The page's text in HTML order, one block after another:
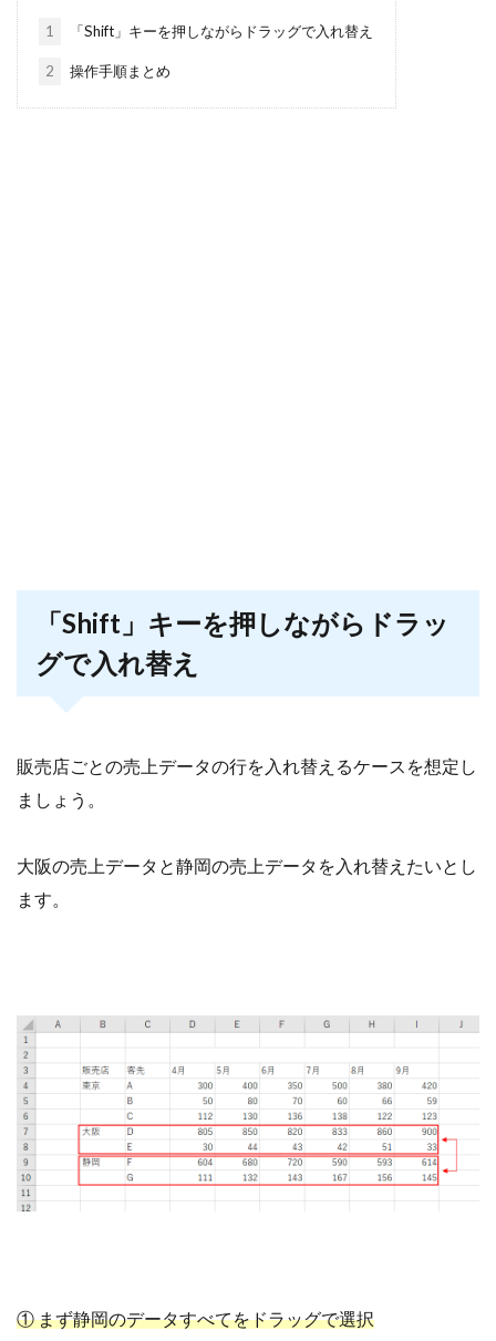
1 「Shift」キーを押しながらドラッグで入れ替え
2 操作手順まとめ
「Shift」キーを押しながらドラッ
グで入れ替え
販売店ごとの売上データの行を入れ替えるケースを想定し
ましょう。
大阪の売上データと静岡の売上データを入れ替えたいとし
ます。
① まず静岡のデータすべてをドラッグで選択